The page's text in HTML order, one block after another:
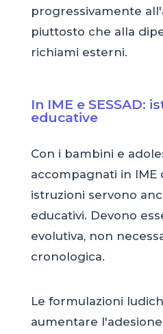
progressivamente
piuttosto che alla
richiami esterni.
In IME e SESSAD:
educative
Con i bambini e
accompagnati in IME
istruzioni servono
educativi. Devono
evolutiva, non
cronologica.
Le formulazioni
aumentare